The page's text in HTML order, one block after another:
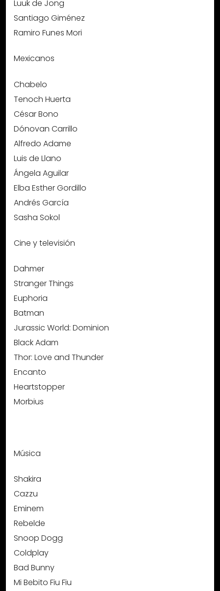
Luuk de Jong
Santiago Giménez
Ramiro Funes Mori
Mexicanos
Chabelo
Tenoch Huerta
César Bono
Dónovan Carrillo
Alfredo Adame
Luis de Llano
Ángela Aguilar
Elba Esther Gordillo
Andrés García
Sasha Sokol
Cine y televisión
Dahmer
Stranger Things
Euphoria
Batman
Jurassic World: Dominion
Black Adam
Thor: Love and Thunder
Encanto
Heartstopper
Morbius
Música
Shakira
Cazzu
Eminem
Rebelde
Snoop Dogg
Coldplay
Bad Bunny
Mi Bebito Fiu Fiu